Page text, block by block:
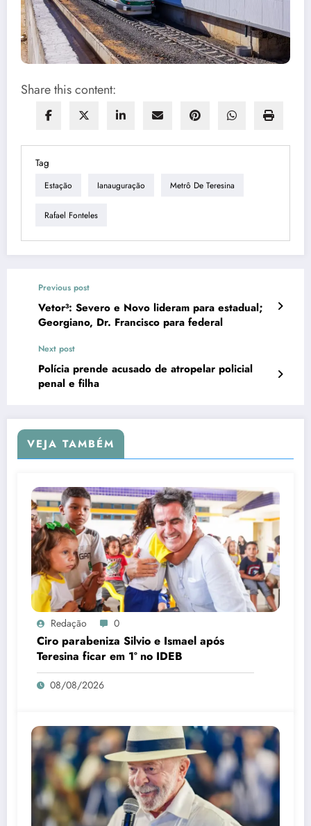
Share this content:
Tag
Estação Ianauguração Metrô De Teresina
Rafael Fonteles
Previous post
Vetor³: Severo e Novo lideram para estadual;
Georgiano, Dr. Francisco para federal
Next post
Polícia prende acusado de atropelar policial
penal e filha
VEJA TAMBÉM
Redação 0
Ciro parabeniza Silvio e Ismael após
Teresina ficar em 1º no IDEB
08/08/2026